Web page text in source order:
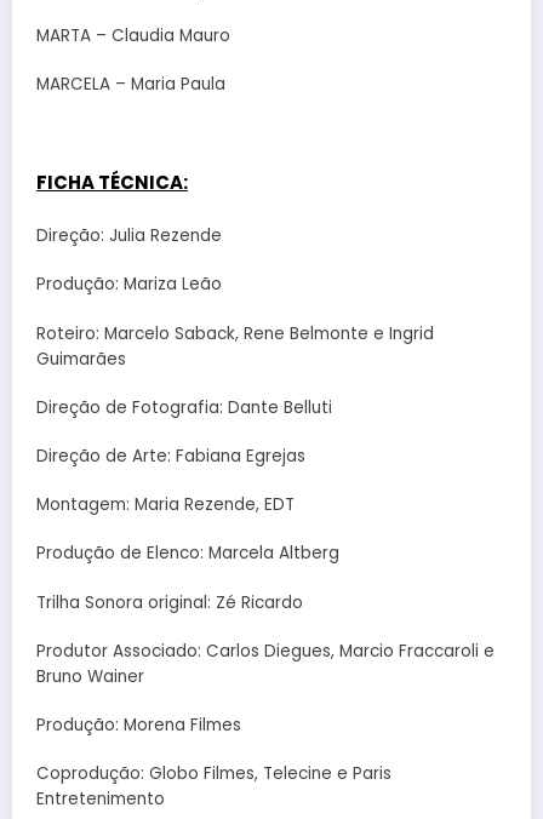
MARTA – Claudia Mauro
MARCELA – Maria Paula
FICHA TÉCNICA:
Direção: Julia Rezende
Produção: Mariza Leão
Roteiro: Marcelo Saback, Rene Belmonte e Ingrid
Guimarães
Direção de Fotografia: Dante Belluti
Direção de Arte: Fabiana Egrejas
Montagem: Maria Rezende, EDT
Produção de Elenco: Marcela Altberg
Trilha Sonora original: Zé Ricardo
Produtor Associado: Carlos Diegues, Marcio Fraccaroli e
Bruno Wainer
Produção: Morena Filmes
Coprodução: Globo Filmes, Telecine e Paris
Entretenimento